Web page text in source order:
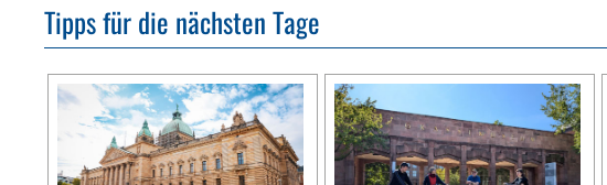
Tipps für die nächsten Tage